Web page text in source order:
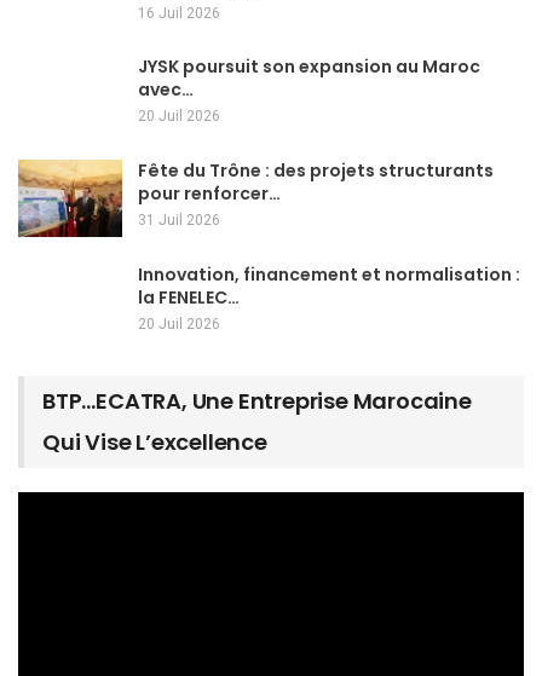
16 Juil 2026
JYSK poursuit son expansion au Maroc
avec…
20 Juil 2026
Fête du Trône : des projets structurants
pour renforcer…
31 Juil 2026
Innovation, financement et normalisation :
la FENELEC…
20 Juil 2026
BTP…ECATRA, Une Entreprise Marocaine
Qui Vise L’excellence